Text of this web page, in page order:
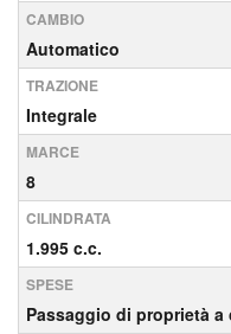
CAMBIO
Automatico
TRAZIONE
Integrale
MARCE
8
CILINDRATA
1.995 c.c.
SPESE
Passaggio di proprietà